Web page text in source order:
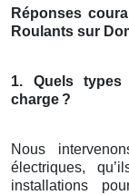
Réponses
Roulants sur
1. Quels
charge ?
Nous
électriques,
installations